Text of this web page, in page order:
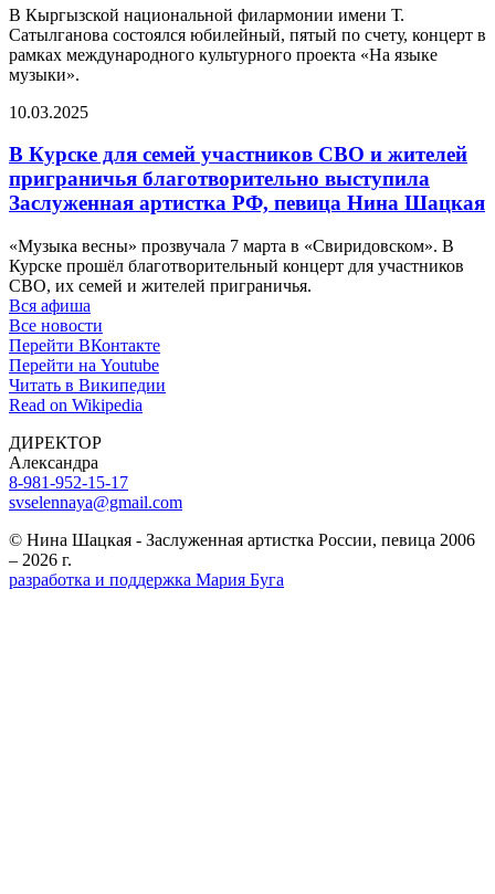
В Кыргызской национальной филармонии имени Т.
Сатылганова состоялся юбилейный, пятый по счету, концерт в
рамках международного культурного проекта «На языке
музыки».
10.03.2025
В Курске для семей участников СВО и жителей
приграничья благотворительно выступила
Заслуженная артистка РФ, певица Нина Шацкая
«Музыка весны» прозвучала 7 марта в «Свиридовском». В
Курске прошёл благотворительный концерт для участников
СВО, их семей и жителей приграничья.
Вся афиша
Все новости
Перейти ВКонтакте
Перейти на Youtube
Читать в Википедии
Read on Wikipedia
ДИРЕКТОР
Александра
8-981-952-15-17
svselennaya@gmail.com
© Нина Шацкая - Заслуженная артистка России, певица 2006
– 2026 г.
разработка и поддержка Мария Буга